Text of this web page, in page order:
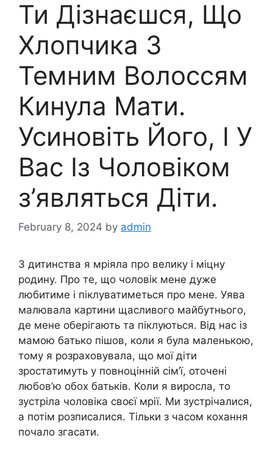
Ти Дізнаєшся, Що
Хлопчика З
Темним Волоссям
Кинула Мати.
Усиновіть Його, І У
Вас Із Чоловіком
з’являться Діти.
February 8, 2024 by admin
З дитинства я мріяла про велику і міцну
родину. Про те, що чоловік мене дуже
любитиме і піклуватиметься про мене. Уява
малювала картини щасливого майбутнього,
де мене оберігають та піклуються. Від нас із
мамою батько пішов, коли я була маленькою,
тому я розраховувала, що мої діти
зростатимуть у повноцінній сім’ї, оточені
любов’ю обох батьків. Коли я виросла, то
зустріла чоловіка своєї мрії. Ми зустрічалися,
а потім розписалися. Тільки з часом кохання
почало згасати.